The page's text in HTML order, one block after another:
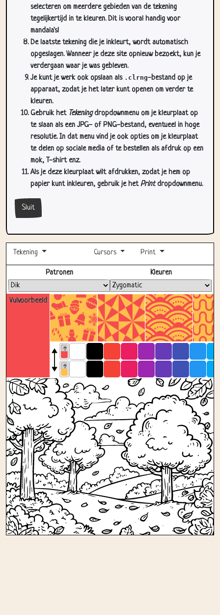
selecteren om meerdere gebieden van de tekening
tegelijkertijd in te kleuren. Dit is vooral handig voor
mandala's!
De laatste tekening die je inkleurt, wordt automatisch
opgeslagen. Wanneer je deze site opnieuw bezoekt, kun je
verdergaan waar je was gebleven.
Je kunt je werk ook opslaan als .clrng-bestand op je
apparaat, zodat je het later kunt openen om verder te
kleuren.
Gebruik het Tekeningdropdownmenu om je kleurplaat op
te slaan als een JPG- of PNG-bestand, eventueel in hoge
resolutie. In dat menu vind je ook opties om je kleurplaat
te delen op sociale media of te bestellen als afdruk op een
mok, T-shirt enz.
Als je deze kleurplaat wilt afdrukken, zodat je hem op
papier kunt inkleuren, gebruik je hetPrintdropdownmenu.
Sluit
Tekening Cursors Print
Volledig scherm
Vulvoorbeeld
Patronen Kleuren